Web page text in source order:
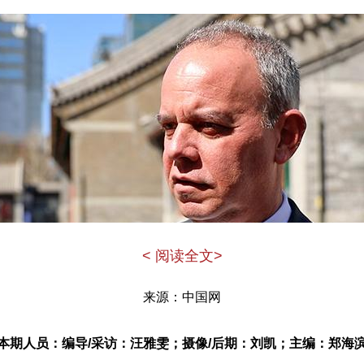
< 阅读全文>
来源：中国网
期人员：编导/采访：汪雅雯；摄像/后期：刘凯；主编：郑海